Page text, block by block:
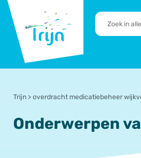
Trijn
RTA's
en
Trijn >overdracht medicatiebeheer
Onderwerpen